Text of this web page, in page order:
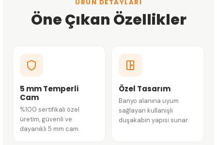
ÜRÜN DETAYLARI
Öne Çıkan Özellikler
5 mm Temperli
Cam
%100 sertifikalı özel
üretim, güvenli ve
dayanıklı 5 mm cam.
Özel Tasarım
Banyo alanına uyum
sağlayan kullanışlı
duşakabin yapısı sunar.